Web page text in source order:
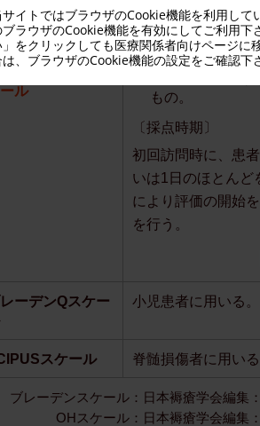
宅版褥瘡発生リス
アセスメント・ス
ル
在宅療養者に用
K式スケールに
もの。
〔採点時期〕
初回訪問時に、患
いは1日のほとんど
により評価の開始
を行う。
ーデンQスケー
小児患者に用いる。
スケール 脊髄損傷者に用いる
ブレーデンスケール：日本褥瘡学会編集
OHスケール：日本褥瘡学会編集